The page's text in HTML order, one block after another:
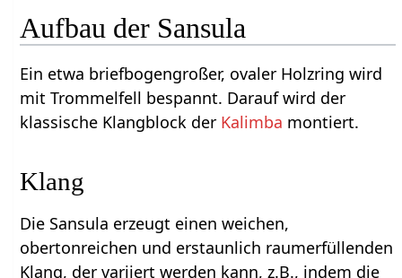
Aufbau der Sansula
Ein etwa briefbogengroßer, ovaler Holzring wird
mit Trommelfell bespannt. Darauf wird der
klassische Klangblock der Kalimba montiert.
Klang
Die Sansula erzeugt einen weichen,
obertonreichen und erstaunlich raumerfüllenden
Klang, der variiert werden kann, z.B., indem die